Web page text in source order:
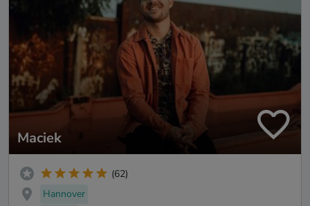
Maciek
(62)
Hannover